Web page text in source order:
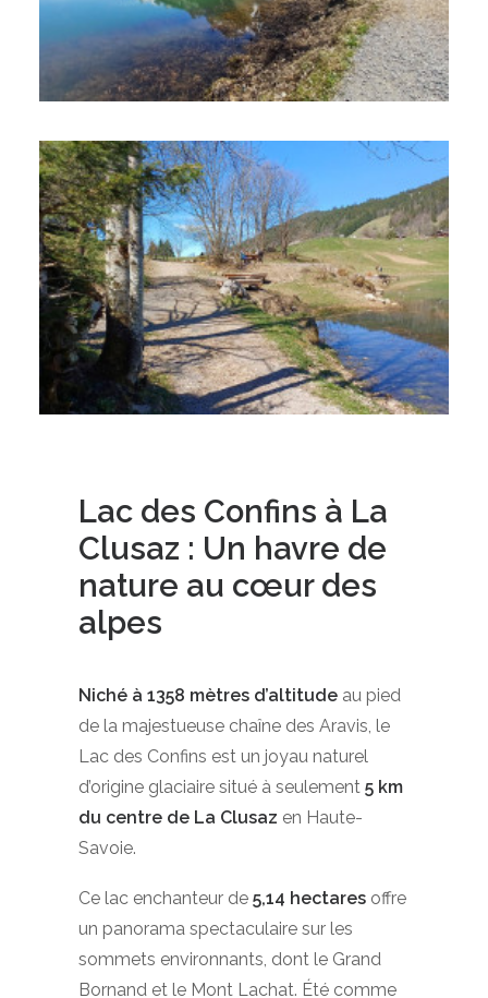
Lac des Confins à La
Clusaz : Un havre de
nature au cœur des
alpes
Niché à 1358 mètres d’altitude au pied
de la majestueuse chaîne des Aravis, le
Lac des Confins est un joyau naturel
d’origine glaciaire situé à seulement 5 km
du centre de La Clusaz en Haute-
Savoie.
Ce lac enchanteur de 5,14 hectares offre
un panorama spectaculaire sur les
sommets environnants, dont le Grand
Bornand et le Mont Lachat. Été comme